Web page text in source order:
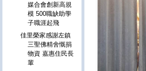
媒合會創新高規
模 500職缺助學
子職涯起飛
佳里榮家感謝左鎮
三聖佛精舍慨捐
物資 嘉惠住民長
輩